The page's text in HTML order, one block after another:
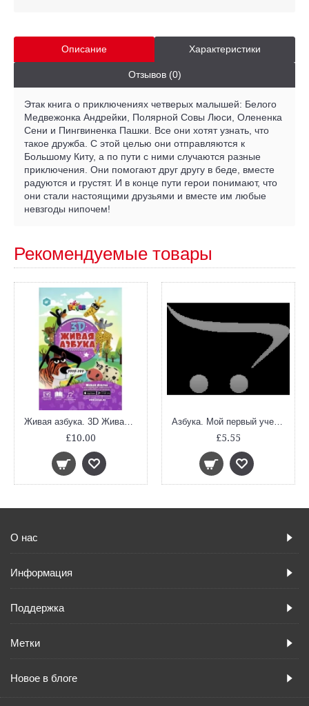
Описание Характеристики
Отзывов (0)
Этак книга о приключениях четверых малышей: Белого
Медвежонка Андрейки, Полярной Совы Люси, Олененка
Сени и Пингвиненка Пашки. Все они хотят узнать, что
такое дружба. С этой целью они отправляются к
Большому Киту, а по пути с ними случаются разные
приключения. Они помогают друг другу в беде, вместе
радуются и грустят. И в конце пути герои понимают, что
они стали настоящими друзьями и вместе им любые
невзгоды нипочем!
Рекомендуемые товары
Живая азбука. 3D Живая Раскраска
£10.00
Азбука. Мой первый учебник. ФГОС ДО
£5.55
О нас
Информация
Поддержка
Метки
Новое в блоге